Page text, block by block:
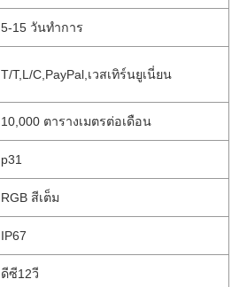
5-15 วันทำการ
T/T,L/C,PayPal,เวสเทิร์นยูเนี่ยน
10,000 ตารางเมตรต่อเดือน
p31
RGB สีเต็ม
IP67
ดีซี12วี